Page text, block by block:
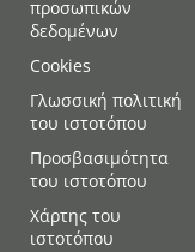
προσωπικών
δεδομένων
Cookies
Γλωσσική πολιτική
του ιστοτόπου
Προσβασιμότητα
του ιστοτόπου
Χάρτης του
ιστοτόπου